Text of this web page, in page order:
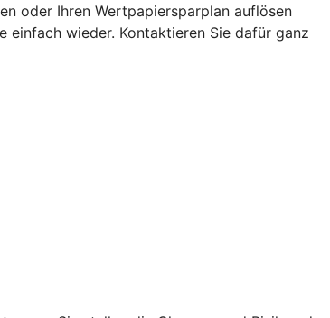
oder Ihren Wertpapiersparplan auflösen
einfach wieder. Kontaktieren Sie dafür ganz